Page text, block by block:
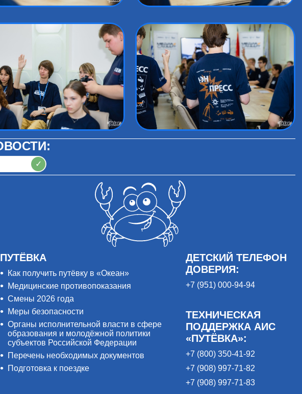
✓
ПУТЁВКА
Как получить путёвку в «Океан»
Медицинские противопоказания
Смены 2026 года
Меры безопасности
Органы исполнительной власти в сфере
образования и молодёжной политики
субъектов Российской Федерации
Перечень необходимых документов
Подготовка к поездке
ДЕТСКИЙ ТЕЛЕФОН
ДОВЕРИЯ:
+7 (951) 000-94-94
ТЕХНИЧЕСКАЯ
ПОДДЕРЖКА АИС
«ПУТЁВКА»:
+7 (800) 350-41-92
+7 (908) 997-71-82
+7 (908) 997-71-83